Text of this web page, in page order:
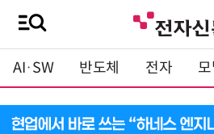
AI·SW 반도체 전자 모